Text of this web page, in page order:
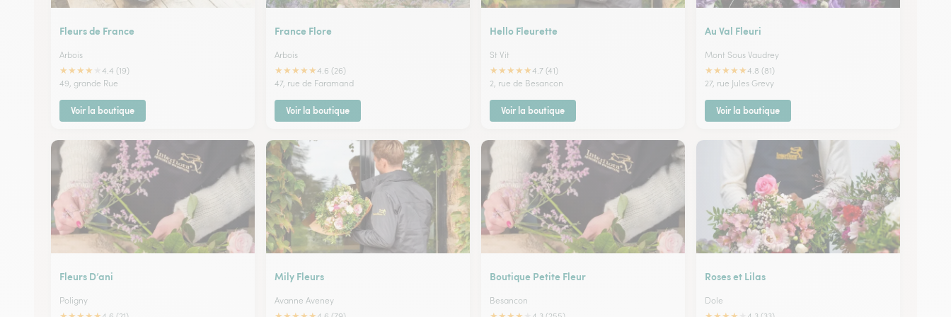
Fleurs de France
Arbois
★★★★
4.4 (19)
49, grande Rue
Voir la boutique
France Flore
Arbois
★★★★★4.6 (26)
47, rue de Faramand
Voir la boutique
Hello Fleurette
St Vit
★★★★★4.7 (41)
2, rue de Besancon
Voir la boutique
Au Val Fleuri
Mont Sous Vaudrey
★★★★★4.8 (81)
27, rue Jules Grevy
Voir la boutique
Fleurs D’ani
Poligny
Mily Fleurs
Avanne Aveney
Boutique Petite Fleur
Besancon
Roses et Lilas
Dole